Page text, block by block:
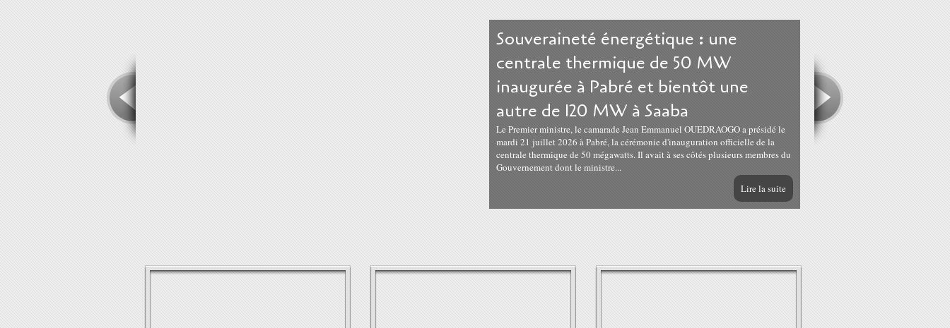
Souveraineté énergétique : une
centrale thermique de 50 MW
inaugurée à Pabré et bientôt une
autre de 120 MW à Saaba
Le Premier ministre, le camarade Jean Emmanuel OUEDRAOGO a présidé le
mardi 21 juillet 2026 à Pabré, la cérémonie d'inauguration officielle de la
centrale thermique de 50 mégawatts. Il avait à ses côtés plusieurs membres du
Gouvernement dont le ministre...
Lire la suite